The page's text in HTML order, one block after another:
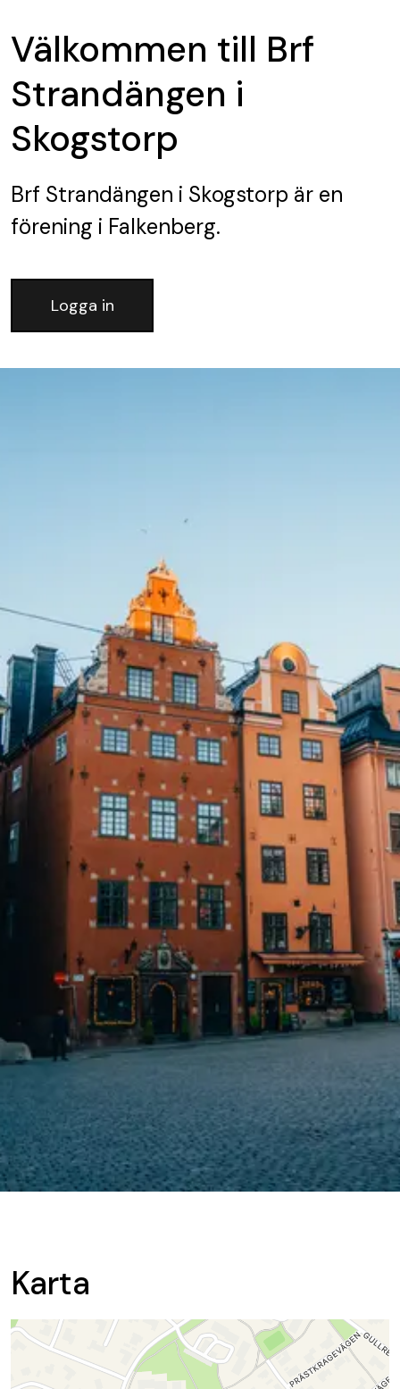
Välkommen till Brf
Strandängen i
Skogstorp
Brf Strandängen i Skogstorp är en
förening i Falkenberg.
Logga in
Karta